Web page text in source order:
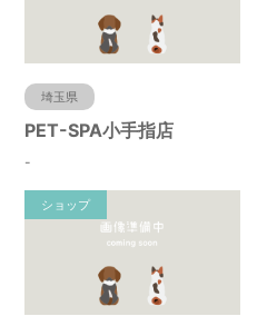
埼玉県
PET-SPA小手指店
-
ショップ